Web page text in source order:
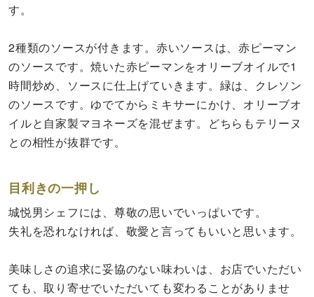
す。
2種類のソースが付きます。赤いソースは、赤ピーマン
のソースです。焼いた赤ピーマンをオリーブオイルで1
時間炒め、ソースに仕上げていきます。緑は、クレソン
のソースです。ゆでてからミキサーにかけ、オリーブオ
イルと自家製マヨネーズを混ぜます。どちらもテリーヌ
との相性が抜群です。
目利きの一押し
城悦男シェフには、尊敬の思いでいっぱいです。
失礼を恐れなければ、敬愛と言ってもいいと思います。
美味しさの追求に妥協のない味わいは、お店でいただい
ても、取り寄せでいただいても変わることがありませ